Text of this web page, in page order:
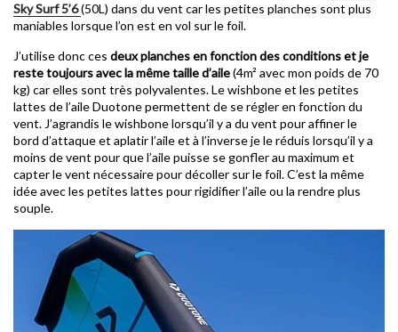
Sky Surf 5’6(50L) dans du vent car les petites planches sont plus
maniables lorsque l’on est en vol sur le foil.
J’utilise donc ces deux planches en fonction des conditions et je
reste toujours avec la même taille d’aile(4m² avec mon poids de 70
kg) car elles sont très polyvalentes. Le wishbone et les petites
lattes de l’aile Duotone permettent de se régler en fonction du
vent. J’agrandis le wishbone lorsqu’il y a du vent pour affiner le
bord d’attaque et aplatir l’aile et à l’inverse je le réduis lorsqu’il y a
moins de vent pour que l’aile puisse se gonfler au maximum et
capter le vent nécessaire pour décoller sur le foil. C’est la même
idée avec les petites lattes pour rigidifier l’aile ou la rendre plus
souple.